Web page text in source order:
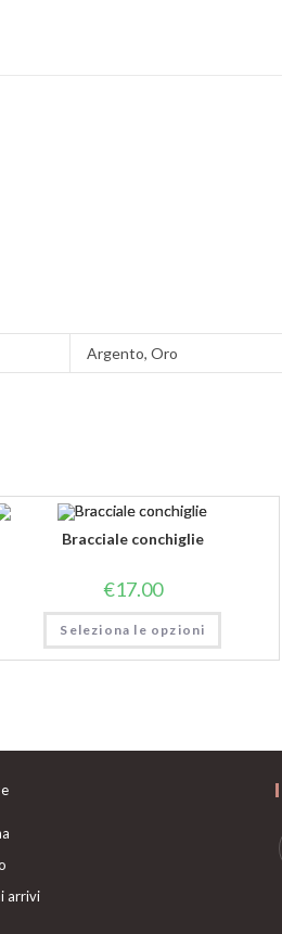
Argento, Oro
Bracciale conchiglie
€17.00
Seleziona le opzioni
in
arriviOpens